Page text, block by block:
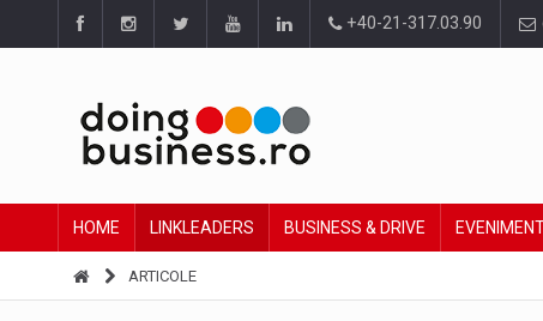
+40-21-317.03.90
HOME LINKLEADERS BUSINESS & DRIVE
ARTICOLE